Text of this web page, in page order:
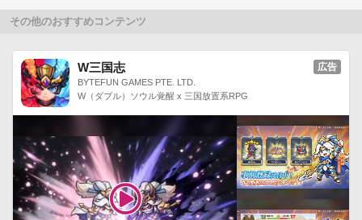
その他のおすすめコンテンツ
W三国志
BYTEFUN GAMES PTE. LTD.
W（ダブル）ソウル覚醒 x 三国放置系RPG
広告